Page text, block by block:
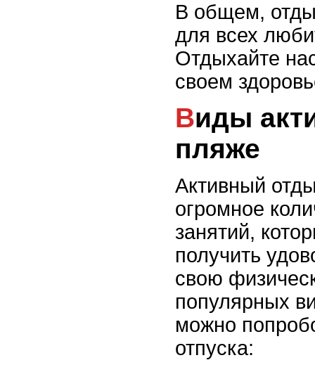
В общем,
для всех
Отдыхайте
своем
Виды активного отдыха на
пляже
Активный
огромное
занятий,
получить
свою
популярных
можно
отпуска: